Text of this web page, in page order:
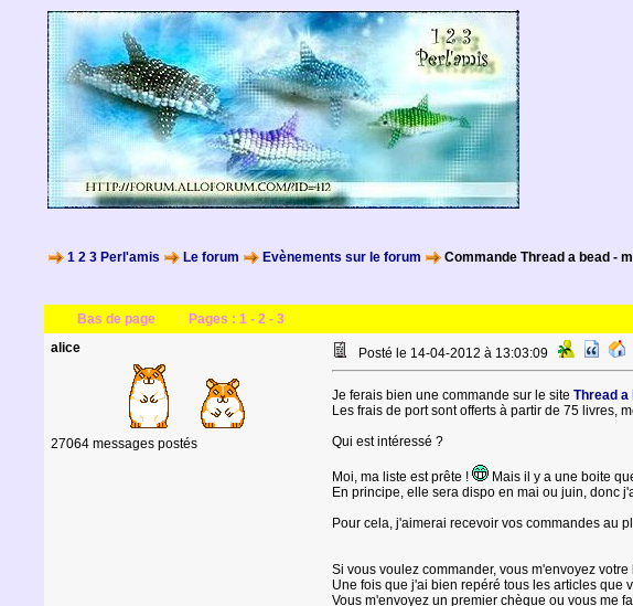
1 2 3 Perl'amis Le forum Evènements sur le forum Commande Thread a bead -
Bas de page Pages : 1- 2- 3
alice
27064 messages postés
Posté le 14-04-2012 à 13:03:09
Je ferais bien une commande sur le site Thread a
Les frais de port sont offerts à partir de 75 livres,
Qui est intéressé ?
Moi, ma liste est prête !
Mais il y a une boite
En principe, elle sera dispo en mai ou juin, donc
Pour cela, j'aimerai recevoir vos commandes au
Si vous voulez commander, vous m'envoyez
Une fois que j'ai bien repéré tous les articles que
Vous m'envoyez un premier chèque ou vous me